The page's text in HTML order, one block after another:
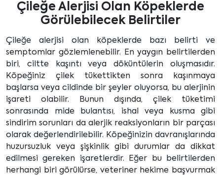
Çileğe Alerjisi Olan Köpeklerde
Görülebilecek Belirtiler
Çileğe alerjisi olan köpeklerde bazı belirti ve
semptomlar gözlemlenebilir. En yaygın belirtilerden
biri, ciltte kaşıntı veya döküntülerin oluşmasıdır.
Köpeğiniz çilek tükettikten sonra kaşınmaya
başlarsa veya cildinde bir şeyler oluyorsa, bu alerjinin
işareti olabilir. Bunun dışında, çilek tüketimi
sonrasında mide bulantısı, ishal veya kusma gibi
sindirim sorunları da alerjik reaksiyonların bir parçası
olarak değerlendirilebilir. Köpeğinizin davranışlarında
huzursuzluk veya şişkinlik gibi durumlar da dikkat
edilmesi gereken işaretlerdir. Eğer bu belirtilerden
herhangi biri görülürse, veteriner hekime başvurmak